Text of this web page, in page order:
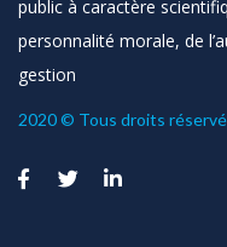
public à caractère
personnalité morale, de
gestion
2020 © Tous droits